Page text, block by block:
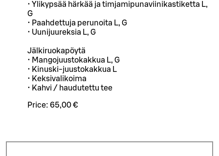
• Ylikypsää härkää ja timjamipunaviinikastiketta L,
G
• Paahdettuja perunoita L, G
• Uunijuureksia L, G
Jälkiruokapöytä
• Mangojuustokakkua L, G
• Kinuski-juustokakkua L
• Keksivalikoima
• Kahvi / haudutettu tee
Price: 65,00 €